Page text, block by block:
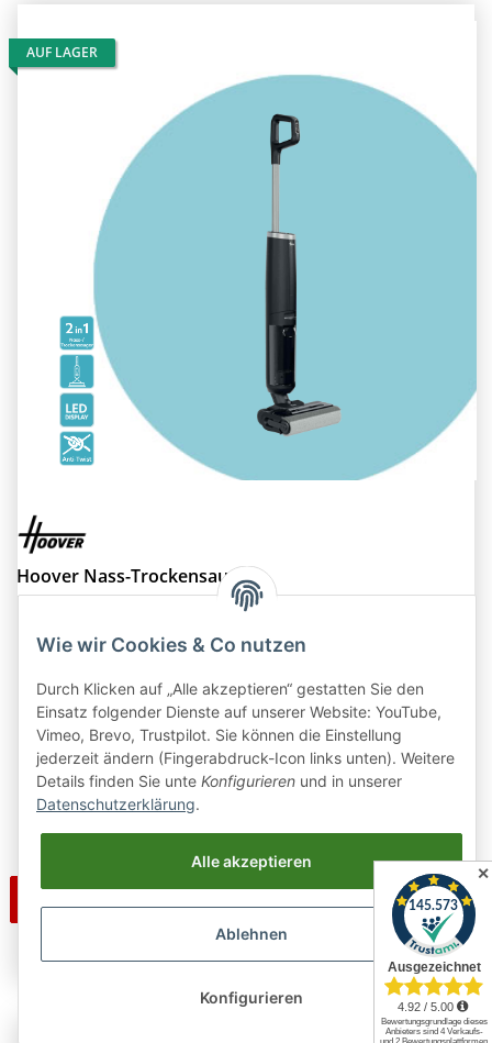
AUF LAGER
Hoover Nass-Trockensauger
HW300 011
AUF LAGER
LIEFERZEIT: 2 - 5 WERKTAGE
UVP 259,00 EUR
189,99 EUR
Wie wir Cookies & Co nutzen
Durch Klicken auf „Alle akzeptieren“ gestatten Sie den
Einsatz folgender Dienste auf unserer Website: YouTube,
Vimeo, Brevo, Trustpilot. Sie können die Einstellung
jederzeit ändern (Fingerabdruck-Icon links unten). Weitere
Details finden Sie unte Konfigurieren und in unserer
Datenschutzerklärung.
Alle akzeptieren
Ablehnen
Konfigurieren
✕